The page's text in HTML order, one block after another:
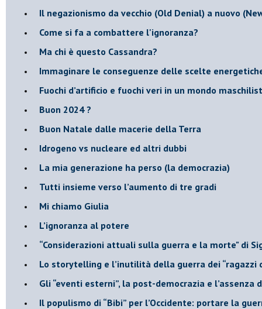
Il negazionismo da vecchio (Old Denial) a nuovo
Come si fa a combattere l'ignoranza?
Ma chi è questo Cassandra?
Immaginare le conseguenze delle scelte
​Fuochi d’artificio e fuochi veri in un mondo
Buon 2024 ?
​Buon Natale dalle macerie della Terra
​Idrogeno vs nucleare ed altri dubbi
​La mia generazione ha perso (la democrazia)
​Tutti insieme verso l’aumento di tre gradi
Mi chiamo Giulia
L’ignoranza al potere
​“Considerazioni attuali sulla guerra e la morte" di
​Lo storytelling e l’inutilità della guerra dei “ragazzi
​Gli “eventi esterni”, la post-democrazia e
​Il populismo di “Bibi” per l’Occidente: portare la